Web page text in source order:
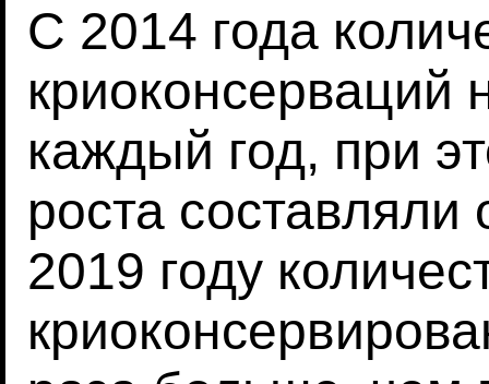
С 2014 года
криоконсерваций
каждый год, при
роста
2019 году